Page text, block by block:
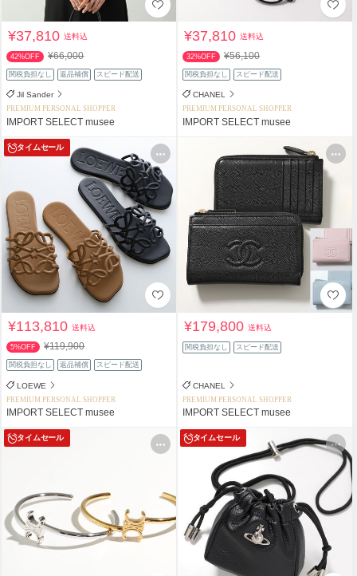
¥37,810送料込
42%OFF ¥66,000
関税負担なし 返品補償 スピード配送
Jil Sander
PREMIUM PERSONAL SHOPPER
IMPORT SELECT musee
¥37,810送料込
32%OFF ¥56,100
関税負担なし スピード配送
CHANEL
PREMIUM PERSONAL SHOPPER
IMPORT SELECT musee
タイムセール
¥113,810送料込
5%OFF ¥119,900
関税負担なし 返品補償 スピード配送
LOEWE
PREMIUM PERSONAL SHOPPER
IMPORT SELECT musee
¥179,800送料込
関税負担なし スピード配送
CHANEL
PREMIUM PERSONAL SHOPPER
IMPORT SELECT musee
タイムセール タイムセール